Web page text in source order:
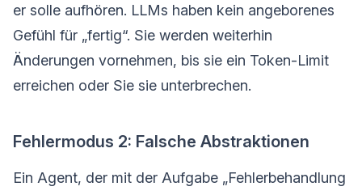
er solle aufhören. LLMs haben kein angeborenes
Gefühl für „fertig“. Sie werden weiterhin
Änderungen vornehmen, bis sie ein Token-Limit
erreichen oder Sie sie unterbrechen.
Fehlermodus 2: Falsche Abstraktionen
Ein Agent, der mit der Aufgabe „Fehlerbehandlung